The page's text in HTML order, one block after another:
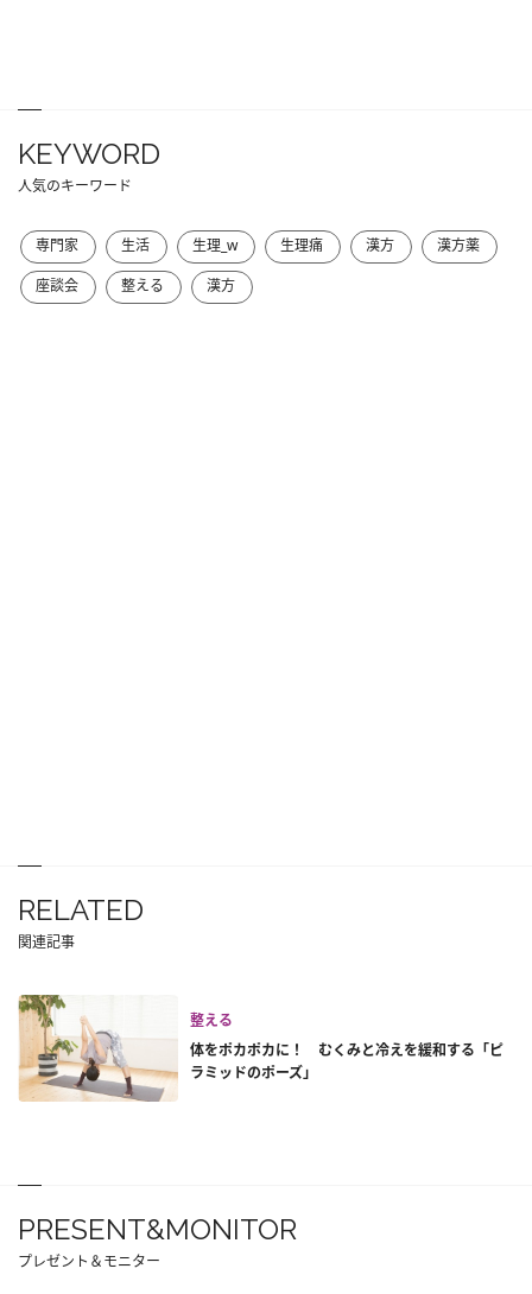
KEYWORD
人気のキーワード
専門家 生活 生理_w 生理痛 漢方
漢方薬
座談会
整える 漢方
RELATED
関連記事
整える
体をポカポカに！ むくみと冷えを緩和する「ピ
ラミッドのポーズ」
PRESENT&MONITOR
プレゼント＆モニター